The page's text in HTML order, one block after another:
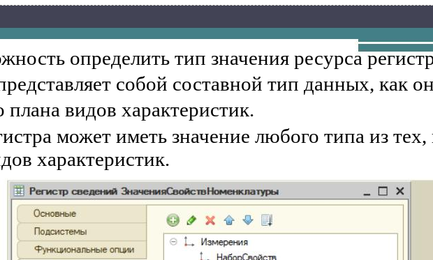
определить тип значения ресурса
собой составной тип данных, как
плана видов характеристик.
может иметь значение любого типа из
характеристик.